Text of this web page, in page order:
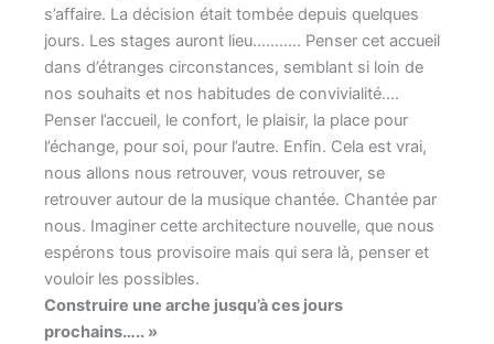
s’affaire. La décision était tombée depuis quelques
jours. Les stages auront lieu……….. Penser cet accueil
dans d’étranges circonstances, semblant si loin de
nos souhaits et nos habitudes de convivialité….
Penser l’accueil, le confort, le plaisir, la place pour
l’échange, pour soi, pour l’autre. Enfin. Cela est vrai,
nous allons nous retrouver, vous retrouver, se
retrouver autour de la musique chantée. Chantée par
nous. Imaginer cette architecture nouvelle, que nous
espérons tous provisoire mais qui sera là, penser et
vouloir les possibles.
Construire une arche jusqu’à ces jours
prochains….. »